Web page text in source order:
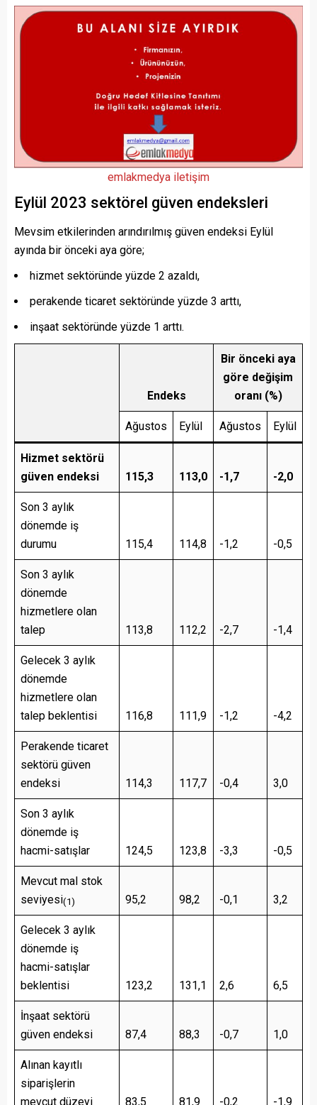
emlakmedya iletişim
Eylül 2023 sektörel güven endeksleri
Mevsim etkilerinden arındırılmış güven endeksi Eylül
ayında bir önceki aya göre;
hizmet sektöründe yüzde 2 azaldı,
perakende ticaret sektöründe yüzde 3 arttı,
inşaat sektöründe yüzde 1 arttı.
Endeks
Bir önceki aya
göre değişim
oranı (%)
Ağustos Eylül Ağustos Eylül
Hizmet sektörü
güven endeksi
115,3 113,0 -1,7 -2,0
Son 3 aylık
dönemde iş
durumu
115,4 114,8 -1,2 -0,5
Son 3 aylık
dönemde
hizmetlere olan
talep
113,8 112,2 -2,7 -1,4
Gelecek 3 aylık
dönemde
hizmetlere olan
talep beklentisi
116,8 111,9 -1,2 -4,2
Perakende ticaret
sektörü güven
endeksi
114,3 117,7 -0,4 3,0
Son 3 aylık
dönemde iş
hacmi-satışlar
124,5 123,8 -3,3 -0,5
Mevcut mal stok
seviyesi(1) 95,2 98,2 -0,1 3,2
Gelecek 3 aylık
dönemde iş
hacmi-satışlar
beklentisi
123,2 131,1 2,6 6,5
İnşaat sektörü
güven endeksi
87,4 88,3 -0,7 1,0
Alınan kayıtlı
siparişlerin
mevcut düzeyi
83,5 81,9 -0,2 -1,9